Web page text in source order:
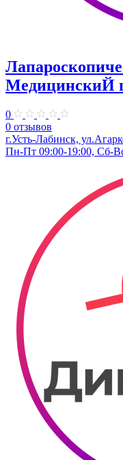
МедицинскиЙ
0
0 отзывов
г.Усть-Лабинск,
Пн-Пт 09:00-19:00, Сб-